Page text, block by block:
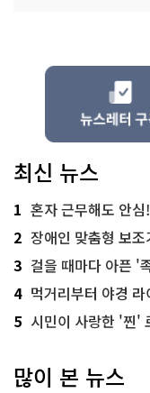
최신 뉴스
1 혼자 근무해도 안
2 장애인 맞춤형 보조
3 걸을 때마다 아픈 '족
4 먹거리부터 야경
5 시민이 사랑한 '찐'
많이 본 뉴스